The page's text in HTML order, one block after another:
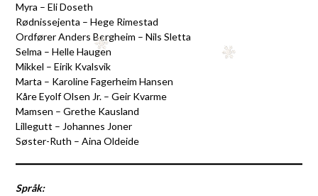
Myra – Eli Doseth
Rødnissejenta – Hege Rimestad
Ordfører Anders Bergheim – Nils Sletta
Selma – Helle Haugen
Mikkel – Eirik Kvalsvik
Marta – Karoline Fagerheim Hansen
Kåre Eyolf Olsen Jr. – Geir Kvarme
Mamsen – Grethe Kausland
Lillegutt – Johannes Joner
Søster-Ruth – Aina Oldeide
Språk: